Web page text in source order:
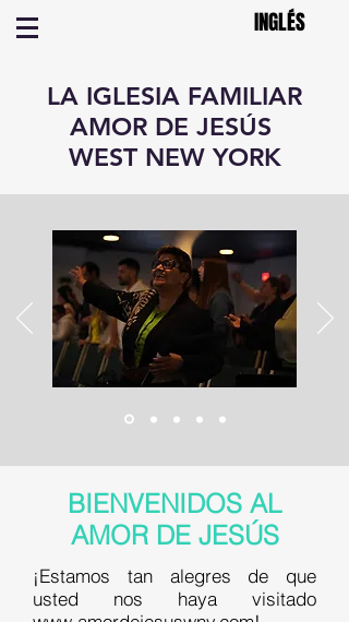
INGLÉS
LA IGLESIA FAMILIAR
AMOR DE JESÚS
WEST NEW YORK
BIENVENIDOS AL
AMOR DE JESÚS
¡Estamos tan alegres de que
usted nos haya visitado